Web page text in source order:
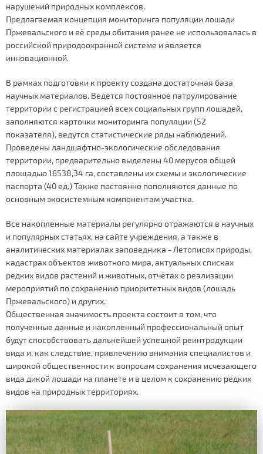
нарушений природных комплексов.
Предлагаемая концепция мониторинга популяции лошади
Пржевальского и её среды обитания ранее не использовалась в
российской природоохранной системе и является
инновационной.
В рамках подготовки к проекту создана достаточная база
научных материалов. Ведётся постоянное патрулирование
территории с регистрацией всех социальных групп лошадей,
заполняются карточки мониторинга популяции (52
показателя), ведутся статистические ряды наблюдений.
Проведены ландшафтно-экологические обследования
территории, предварительно выделены 40 мерусов общей
площадью 16538,34 га, составлены их схемы и экологические
паспорта (40 ед.) Также постоянно пополняются данные по
основным экосистемным компонентам участка.
Все накопленные материалы регулярно отражаются в научных
и популярных статьях, на сайте учреждения, а также в
аналитических материалах заповедника - Летописях природы,
кадастрах объектов животного мира, актуальных списках
редких видов растений и животных, отчётах о реализации
мероприятий по сохранению приоритетных видов (лошадь
Пржевальского) и других.
Общественная значимость проекта состоит в том, что
полученные данные и накопленный профессиональный опыт
будут способствовать дальнейшей успешной реинтродукции
вида и, как следствие, привлечению внимания специалистов и
широкой общественности к вопросам сохранения исчезающего
вида дикой лошади на планете и в целом к сохранению редких
видов на природных территориях.